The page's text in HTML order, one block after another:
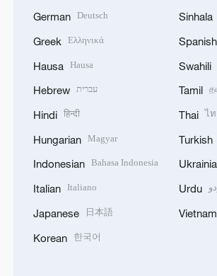
German Deutsch
Greek Ελληνικά
Hausa Hausa
Hebrew עברית
Hindi हिन्दी
Hungarian Magyar
Indonesian Bahasa Indonesia
Italian Italiano
Japanese 日本語
Korean 한국어
Sinhala
Spanish
Swahili
Tamil
Thai ไ
Turkish
Urdu